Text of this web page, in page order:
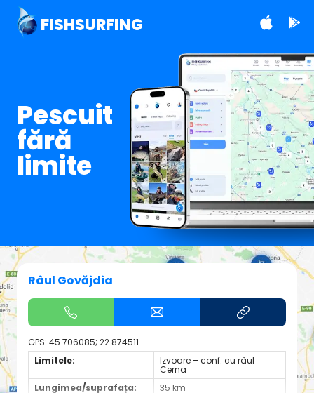
FISHSURFING
Pescuit
fără
limite
Râul Govăjdia
GPS: 45.706085; 22.874511
Limitele:
Izvoare – conf. cu râul
Cerna
Lungimea/suprafața:
35 km